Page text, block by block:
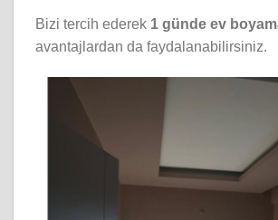
Bizi tercih ederek 1 günde ev
avantajlardan da faydalanabilirsiniz.